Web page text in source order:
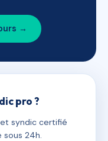
→
pro ?
syndic certifié
sous 24h.